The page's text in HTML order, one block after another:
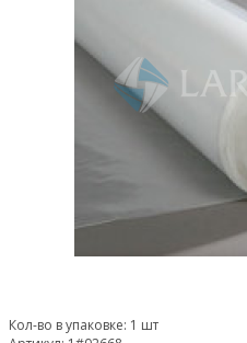
Кол-во в упаковке: 1 шт